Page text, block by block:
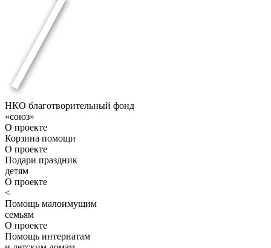
НКО благотворительный фонд
«союз»
О проекте
Корзина помощи
О проекте
Подари праздник
детям
О проекте
<
Помощь малоимущим
семьям
О проекте
Помощь интернатам